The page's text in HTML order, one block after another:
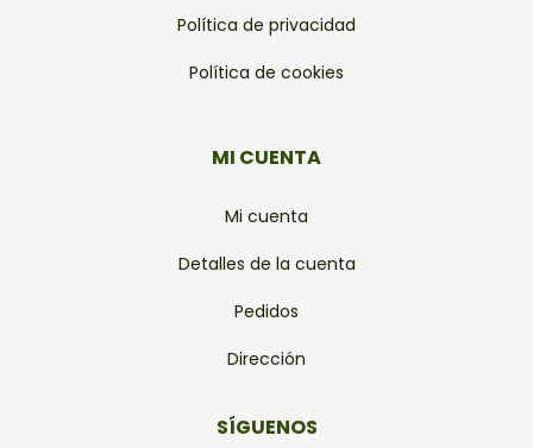
Política de privacidad
Política de cookies
MI CUENTA
Mi cuenta
Detalles de la cuenta
Pedidos
Dirección
SÍGUENOS